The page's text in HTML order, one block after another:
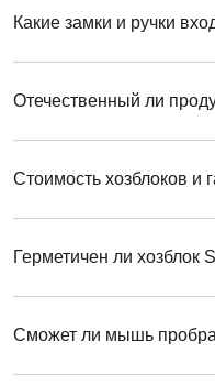
Какие замки и ручки
Отечественный ли
Стоимость хозблоков и
Герметичен ли хозблок
Сможет ли мышь